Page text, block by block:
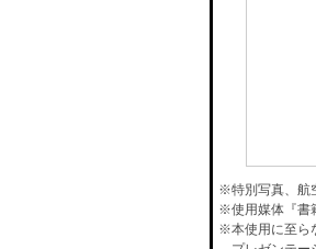
※特別写真、航
※使用媒体『書
※本使用に至ら